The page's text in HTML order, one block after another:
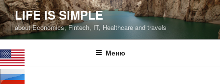
Перейти
к
содержимому
LIFE IS SIMPLE
about Economics, Fintech, IT, Healthcare and travels
Меню